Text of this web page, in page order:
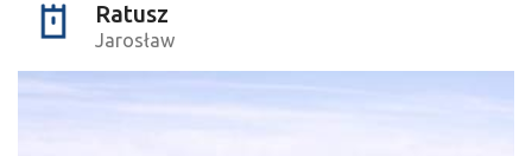
Ratusz
Jarosław